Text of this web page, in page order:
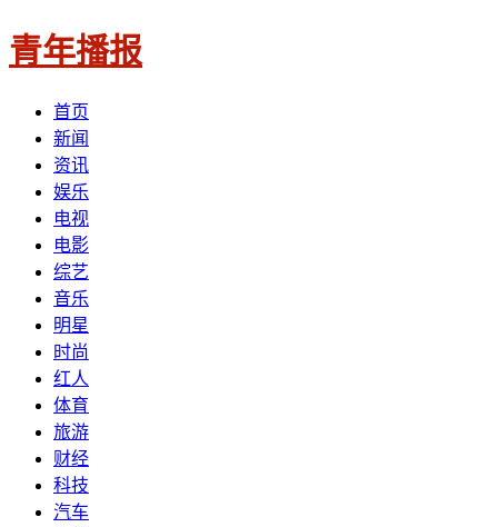
青年播报
首页
新闻
资讯
娱乐
电视
电影
综艺
音乐
明星
时尚
红人
体育
旅游
财经
科技
汽车